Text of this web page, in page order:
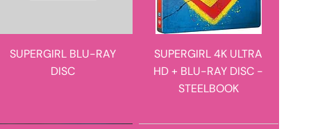
SUPERGIRL BLU-RAY
DISC
SUPERGIRL 4K ULTRA
HD + BLU-RAY DISC -
STEELBOOK